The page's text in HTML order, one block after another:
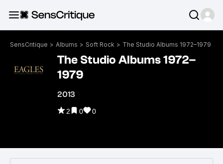
SensCritique > Albums > Soft Rock > The Studio Albums 1972–1979
The Studio Albums 1972–
1979
2013
2 0 0